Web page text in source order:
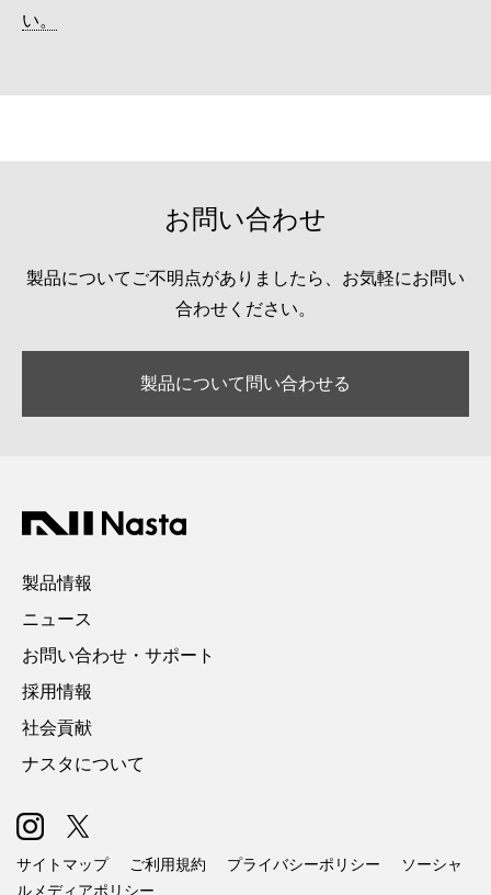
い。
お問い合わせ
製品についてご不明点がありましたら、お気軽にお問い
合わせください。
製品について問い合わせる
製品情報
ニュース
お問い合わせ・サポート
採用情報
社会貢献
ナスタについて
サイトマップ ご利用規約 プライバシーポリシー
ソーシャ
ルメディアポリシー